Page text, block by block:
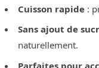
Cuisson rapide :
Sans ajout de
naturellement.
Parfaites pour